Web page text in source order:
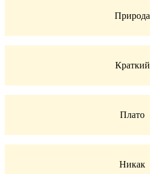
Природа
Краткий
Плато
Никак